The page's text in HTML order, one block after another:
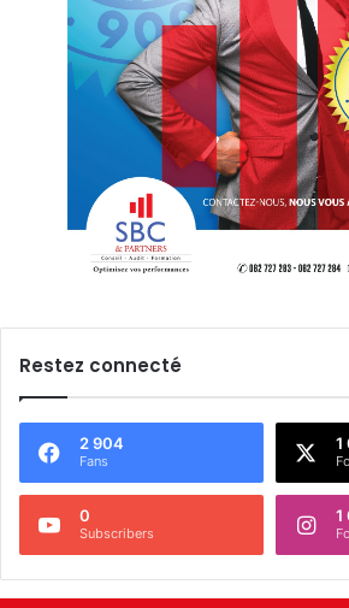
Restez connecté
2 904
Fans
1
0
Subscribers
1